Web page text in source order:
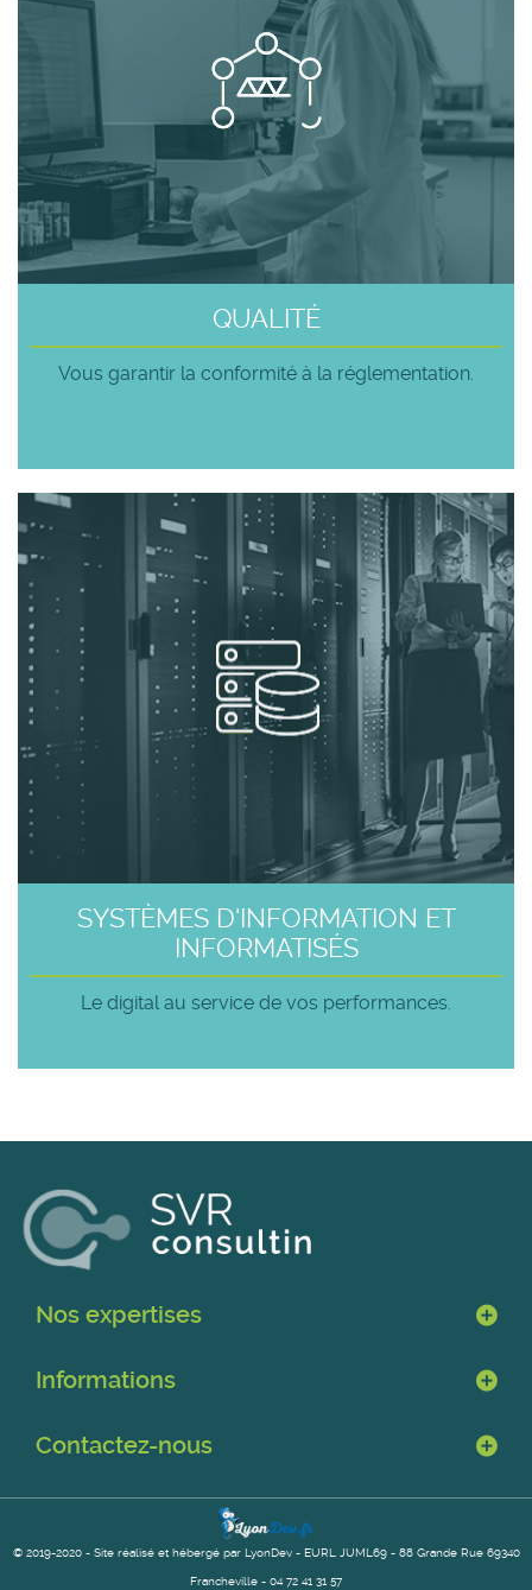
QUALITÉ
Vous garantir la conformité à la réglementation.
SYSTÈMES D'INFORMATION ET
INFORMATISÉS
Le digital au service de vos performances.
Nos expertises
Informations
Contactez-nous
© 2019-2020 - Site réalisé et hébergé par LyonDev- EURL JUML69 - 88 Grande Rue 69340
Francheville - 04 72 41 31 57